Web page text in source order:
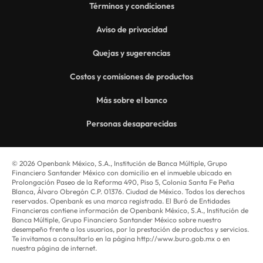
Términos y condiciones
Aviso de privacidad
Quejas y sugerencias
Costos y comisiones de productos
Más sobre el banco
Personas desaparecidas
© 2026 Openbank México, S.A., Institución de Banca Múltiple, Grupo
Financiero Santander México con domicilio en el inmueble ubicado en
Prolongación Paseo de la Reforma 490, Piso 5, Colonia Santa Fe Peña
Blanca, Álvaro Obregón C.P. 01376. Ciudad de México. Todos los derechos
reservados. Openbank es una marca registrada. El Buró de Entidades
Financieras contiene información de Openbank México, S.A., Institución de
Banca Múltiple, Grupo Financiero Santander México sobre nuestro
desempeño frente a los usuarios, por la prestación de productos y servicios.
Te invitamos a consultarlo en la página http://www.buro.gob.mx o en
nuestra página de internet.